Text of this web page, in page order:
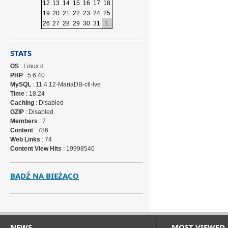
12 13 14 15 16 17 18
19 20 21 22 23 24 25
26 27 28 29 30 31 1
STATS
OS : Linux d
PHP : 5.6.40
MySQL : 11.4.12-MariaDB-cll-lve
Time : 18:24
Caching : Disabled
GZIP : Disabled
Members : 7
Content : 786
Web Links : 74
Content View Hits : 19998540
BĄDŹ NA BIEŻĄCO